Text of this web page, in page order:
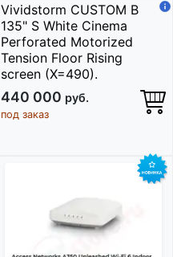
Vividstorm CUSTOM B
135" S White Cinema
Perforated Motorized
Tension Floor Rising
screen (X=490).
440 000 руб.
под заказ